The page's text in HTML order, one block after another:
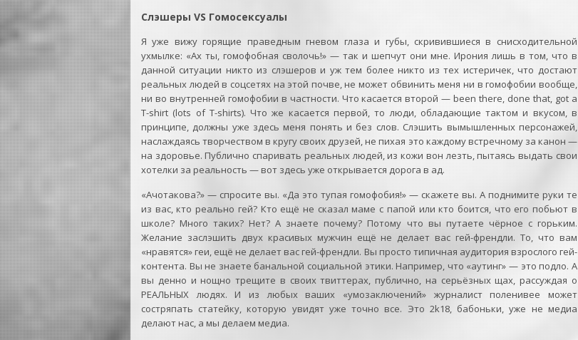
Слэшеры VS Гомосексуалы
Я уже вижу горящие праведным гневом глаза и губы, скривившиеся в снисходительной
ухмылке: «Ах ты, гомофобная сволочь!» — так и шепчут они мне. Ирония лишь в том, что в
данной ситуации никто из слэшеров и уж тем более никто из тех истеричек, что достают
реальных людей в соцсетях на этой почве, не может обвинить меня ни в гомофобии вообще,
ни во внутренней гомофобии в частности. Что касается второй — been there, done that, got a
T-shirt (lots of T-shirts). Что же касается первой, то люди, обладающие тактом и вкусом, в
принципе, должны уже здесь меня понять и без слов. Слэшить вымышленных персонажей,
наслаждаясь творчеством в кругу своих друзей, не пихая это каждому встречному за канон —
на здоровье. Публично спаривать реальных людей, из кожи вон лезть, пытаясь выдать свои
хотелки за реальность — вот здесь уже открывается дорога в ад.
«Ачотакова?» — спросите вы. «Да это тупая гомофобия!» — скажете вы. А поднимите руки те
из вас, кто реально гей? Кто ещё не сказал маме с папой или кто боится, что его побьют в
школе? Много таких? Нет? А знаете почему? Потому что вы путаете чёрное с горьким.
Желание заслэшить двух красивых мужчин ещё не делает вас гей-френдли. То, что вам
«нравятся» геи, ещё не делает вас гей-френдли. Вы просто типичная аудитория взрослого гей-
контента. Вы не знаете банальной социальной этики. Например, что «аутинг» — это подло. А
вы денно и нощно трещите в своих твиттерах, публично, на серьёзных щах, рассуждая о
РЕАЛЬНЫХ людях. И из любых ваших «умозаключений» журналист поленивее может
состряпать статейку, которую увидят уже точно все. Это 2k18, бабоньки, уже не медиа
делают нас, а мы делаем медиа.